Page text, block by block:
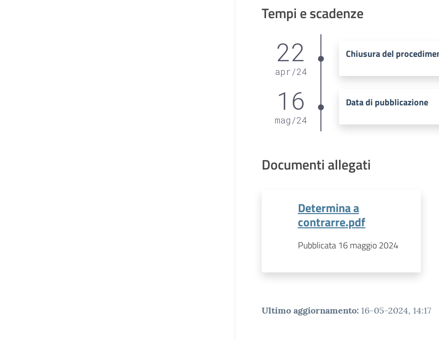
Tempi e scadenze
22
apr/24
Chiusura del
16
mag /24
Data di pubblicazione
Documenti allegati
Determina a
contrarre.pdf
Pubblicata 16 maggio 2024
Ultimo aggiornamento: 16-05-2024, 14:17